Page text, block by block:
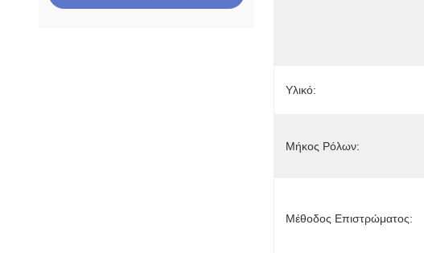
Υλικό:
Μήκος Ρόλων:
Μέθοδος Επιστρώματος: